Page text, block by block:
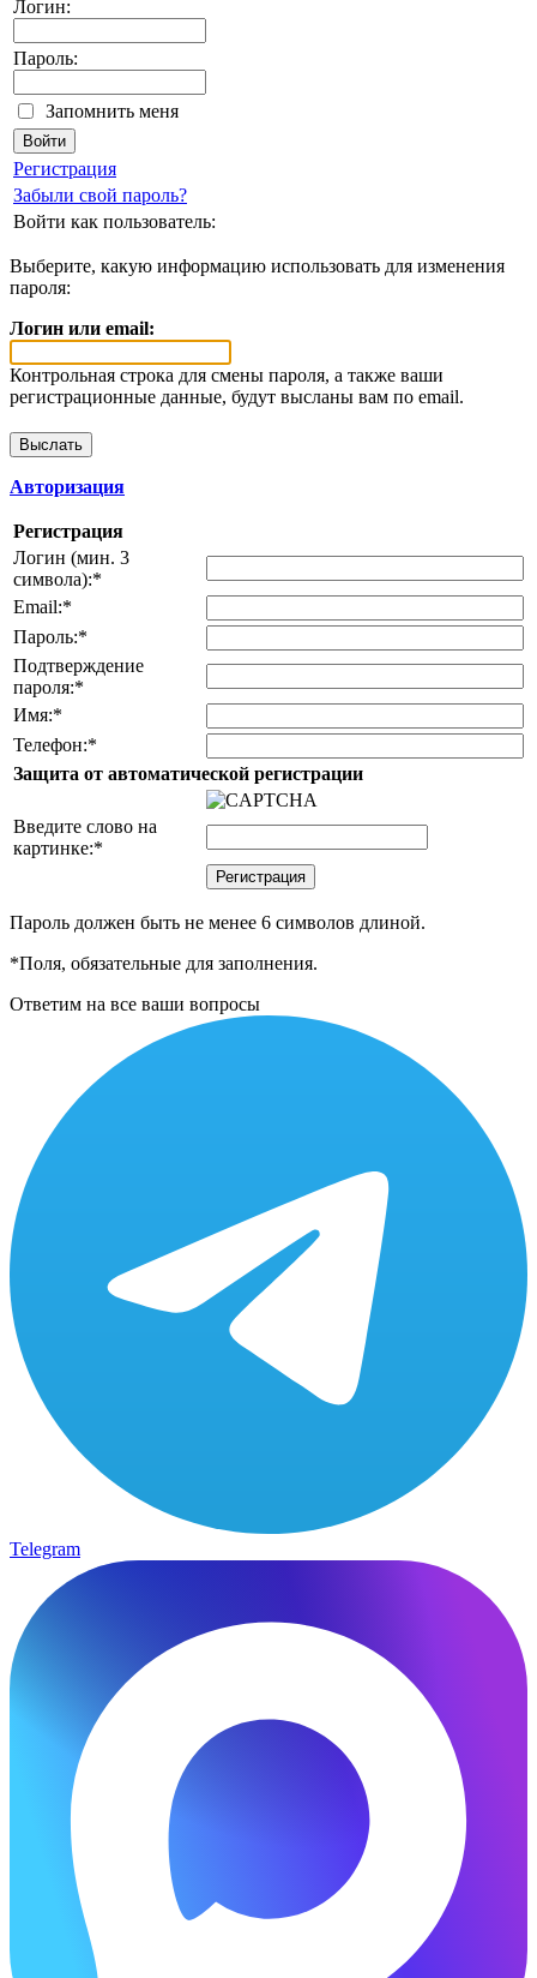
Логин:
Пароль:
Запомнить меня
Регистрация
Забыли свой пароль?
Войти как пользователь:
Выберите, какую информацию использовать для изменения
пароля:
Логин или email:
Контрольная строка для смены пароля, а также ваши
регистрационные данные, будут высланы вам по email.
Авторизация
Регистрация
Логин (мин. 3
символа):*
Email:*
Пароль:*
Подтверждение
пароля:*
Имя:*
Телефон:*
Защита от автоматической регистрации
Введите слово на
картинке:*
Пароль должен быть не менее 6 символов длиной.
*Поля, обязательные для заполнения.
Ответим на все ваши вопросы
Telegram